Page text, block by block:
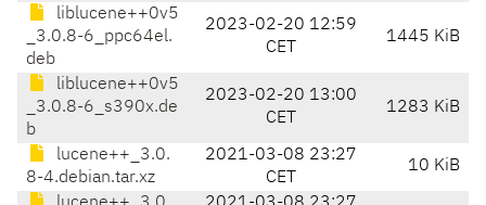
liblucene++0v5
_3.0.8-6_ppc64el.
deb
2023-02-20 12:59
CET
1445 KiB
liblucene++0v5
_3.0.8-6_s390x.de
b
2023-02-20 13:00
CET
1283 KiB
lucene++_3.0.
8-4.debian.tar.xz
2021-03-08 23:27
CET
10 KiB